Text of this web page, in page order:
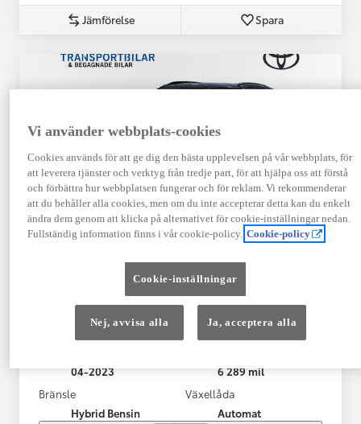
Jämförelse Spara
Toyota Yaris Cross
Toyota Yaris Cross 1,5 Hybrid Adventure Drag V-Hjul
KRYLBO
04-2023
6 289 mil
Bränsle
Hybrid Bensin
Växellåda
Automat
Vi använder webbplats-cookies
Cookies används för att ge dig den bästa upplevelsen på vår webbplats, för
att leverera tjänster och verktyg från tredje part, för att hjälpa oss att förstå
och förbättra hur webbplatsen fungerar och för reklam. Vi rekommenderar
att du behåller alla cookies, men om du inte accepterar detta kan du enkelt
ändra dem genom att klicka på alternativet för cookie-inställningar nedan.
Fullständig information finns i vår cookie-policy. Cookie-policy
Cookie-inställningar
Nej, avvisa alla Ja, acceptera alla